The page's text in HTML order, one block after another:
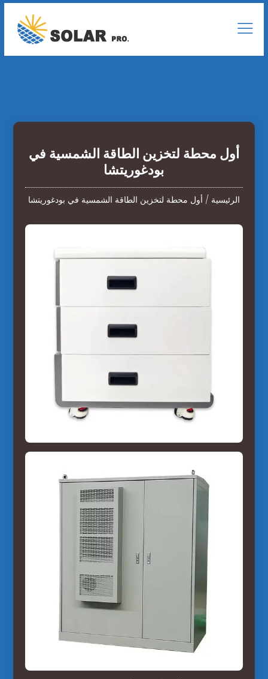
أول محطة لتخزين الطاقة الشمسية في
بودغوريتشا
الرئيسية / أول محطة لتخزين الطاقة الشمسية في بودغوريتشا